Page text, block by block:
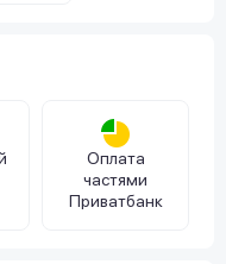
Оплата
частями
Приватбанк